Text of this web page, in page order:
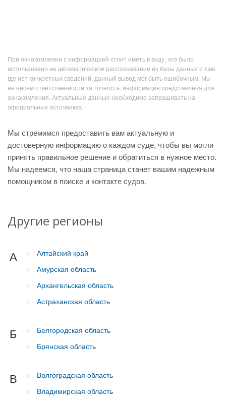
При ознакомлении с информацией стоит иметь в виду, что было
использовано ее автоматическое распознавание из базы данных и там
где нет конкретных сведений, данный вывод мог быть ошибочным. Мы
не несем ответственности за точность, информация представлена для
ознакомления. Актуальные данные необходимо запрашивать на
официальных источниках.
Мы стремимся предоставить вам актуальную и
достоверную информацию о каждом суде, чтобы вы могли
принять правильное решение и обратиться в нужное место.
Мы надеемся, что наша страница станет вашим надежным
помощником в поиске и контакте судов.
Другие регионы
А
Алтайский край
Амурская область
Архангельская область
Астраханская область
Б
Белгородская область
Брянская область
В
Волгоградская область
Владимирская область